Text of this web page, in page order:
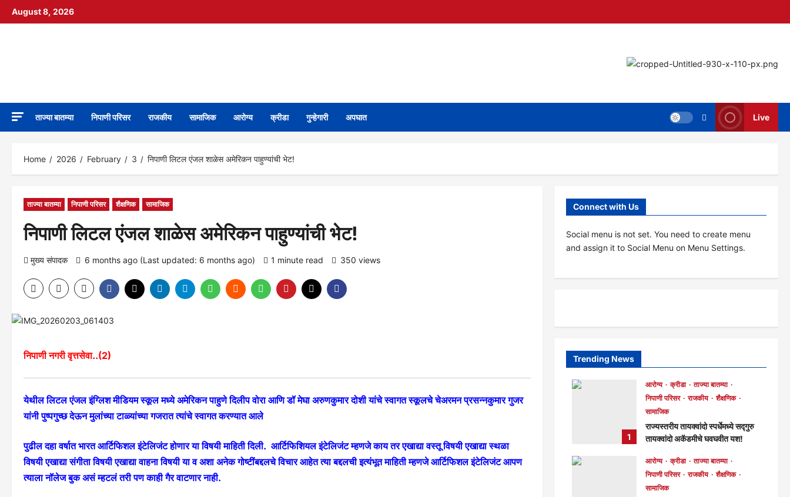
Skip
August 8, 2026
ताज्या बातम्या निपाणी परिसर राजकीय सामाजिक आरोग्य क्रीडा गुन्हेगारी अपघात Live
Home 2026 February 3 निपाणी लिटल एंजल शाळेस अमेरिकन पाहुण्यांची भेट!
ताज्या बातम्या निपाणी परिसर शैक्षणिक सामाजिक
निपाणी लिटल एंजल शाळेस अमेरिकन पाहुण्यांची भेट!
मुख्य संपादक 6 months ago (Last updated: 6 months ago) 1 minute read 350 views
निपाणी नगरी वृत्तसेवा..(2)
येथील लिटल एंजल इंग्लिश मीडियम स्कूल मध्ये अमेरिकन पाहुणे दिलीप वोरा आणि डॉ मेघा अरुणकुमार दोशी यांचे स्वागत स्कूलचे चेअरमन प्रसन्नकुमार गुजर
यांनी पुष्पगुच्छ देऊन मुलांच्या टाळ्यांच्या गजरात त्यांचे स्वागत करण्यात आले
पुढील दहा वर्षात भारत आर्टिफिशल इंटेलिजंट होणार या विषयी माहिती दिली. आर्टिफिशियल इंटेलिजंट म्हणजे काय तर एखाद्या वस्तू विषयी एखाद्या स्थळा
विषयी एखाद्या संगीता विषयी एखाद्या वाहना विषयी या व अशा अनेक गोष्टींबद्दलचे विचार आहेत त्या बद्दलची इत्यंभूत माहिती म्हणजे आर्टिफिशल इंटेलिजंट आपण
त्याला नॉलेज बुक असं म्हटलं तरी पण काही गैर वाटणार नाही.
Connect with Us
Social menu is not set. You need to create menu
and assign it to Social Menu on Menu Settings.
Trending News
1
आरोग्य क्रीडा
ताज्या बातम्या
निपाणी परिसर
राजकीय
शैक्षणिक
सामाजिक
राज्यस्तरीय तायक्वांदो स्पर्धेमध्ये सद्गुरु
तायक्वांदो अकॅडमीचे घवघवीत यश!
58
आरोग्य क्रीडा
ताज्या बातम्या
निपाणी परिसर
राजकीय
शैक्षणिक
सामाजिक